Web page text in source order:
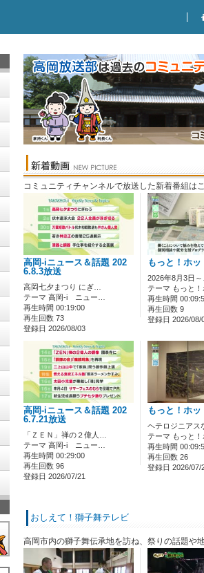
コミュニティチャンネルで放送した新着番組はこ
高岡-iニュース＆話題 202
6.8.3放送
高岡七夕まつり にぎ…
テーマ 高岡-i ニュー…
再生時間 00:19:00
再生回数 73
登録日 2026/08/03
もっと！ホッ
2026年8月3日～
テーマ もっと！
再生時間
再生回数 9
登録日 2026/08/
高岡-iニュース＆話題 202
6.7.21放送
「ＺＥＮ」禅の２偉人…
テーマ 高岡-i ニュー…
再生時間 00:29:00
再生回数 96
登録日 2026/07/21
もっと！ホッ
ヘテロジニアス
テーマ もっと！
再生時間
再生回数 26
登録日 2026/07/
おしえて！獅子舞テレビ
高岡市内の獅子舞伝承地を訪ね、祭りの話題や